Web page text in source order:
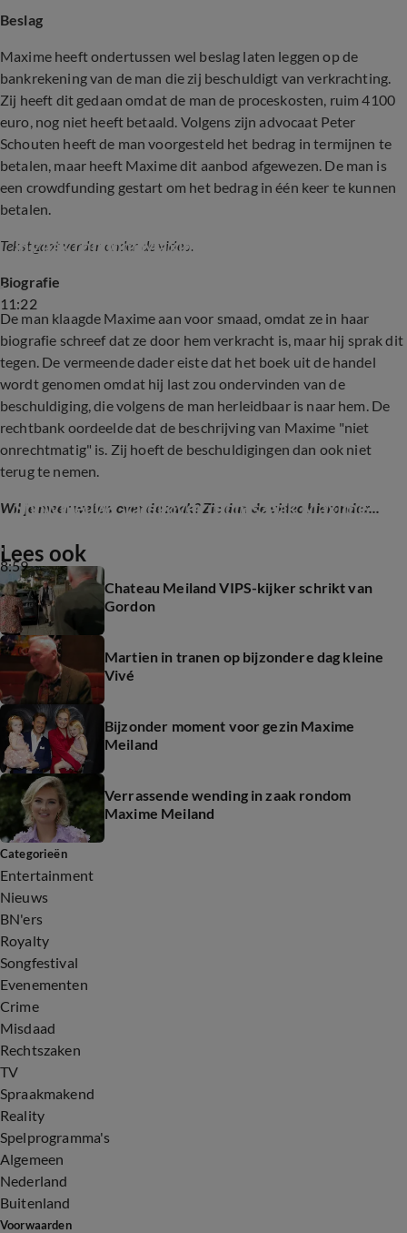
Beslag
Maxime heeft ondertussen wel beslag laten leggen op de
bankrekening van de man die zij beschuldigt van verkrachting.
Zij heeft dit gedaan omdat de man de proceskosten, ruim 4100
euro, nog niet heeft betaald. Volgens zijn advocaat Peter
Schouten heeft de man voorgesteld het bedrag in termijnen te
betalen, maar heeft Maxime dit aanbod afgewezen. De man is
een crowdfunding gestart om het bedrag in één keer te kunnen
betalen.
Tekst gaat verder onder de video.
11:22
in zaak rondom Maxime
Biografie
De man klaagde Maxime aan voor smaad, omdat ze in haar
biografie schreef dat ze door hem verkracht is, maar hij sprak dit
tegen. De vermeende dader eiste dat het boek uit de handel
wordt genomen omdat hij last zou ondervinden van de
beschuldiging, die volgens de man herleidbaar is naar hem. De
rechtbank oordeelde dat de beschrijving van Maxime "niet
onrechtmatig" is. Zij hoeft de beschuldigingen dan ook niet
terug te nemen.
Wil je meer weten over de zaak? Zie dan de video hieronder...
8:59
Shownieuws-tafel over rechtszaak Maxime
Lees ook
Chateau Meiland VIPS-kijker schrikt van
Gordon
Martien in tranen op bijzondere dag kleine
Vivé
Bijzonder moment voor gezin Maxime
Meiland
Verrassende wending in zaak rondom
Maxime Meiland
Categorieën
Entertainment
Nieuws
BN'ers
Royalty
Songfestival
Evenementen
Crime
Misdaad
Rechtszaken
TV
Spraakmakend
Reality
Spelprogramma's
Algemeen
Nederland
Buitenland
Voorwaarden